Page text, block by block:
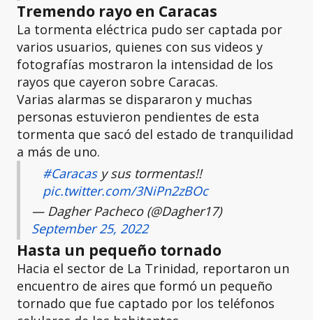
Tremendo rayo en Caracas
La tormenta eléctrica pudo ser captada por
varios usuarios, quienes con sus videos y
fotografías mostraron la intensidad de los
rayos que cayeron sobre Caracas.
Varias alarmas se dispararon y muchas
personas estuvieron pendientes de esta
tormenta que sacó del estado de tranquilidad
a más de uno.
#Caracasy sus tormentas!!
pic.twitter.com/3NiPn2zBOc
— Dagher Pacheco (@Dagher17)
September 25, 2022
Hasta un pequeño tornado
Hacia el sector de La Trinidad, reportaron un
encuentro de aires que formó un pequeño
tornado que fue captado por los teléfonos